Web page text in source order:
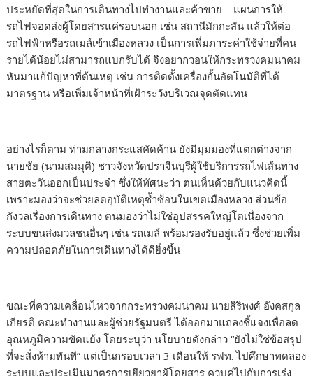
ประหยัดที่สุดในการเดินทางไปทำงานและค้าขาย แผนการให้
รถไฟจอดส่งผู้โดยสารแค่รอบนอก เช่น สถานีมักกะสัน แล้วให้ต่อ
รถไฟฟ้าหรือรถเมล์เข้าเมืองหลวง เป็นการเพิ่มภาระค่าใช้จ่ายที่คน
รายได้น้อยไม่สามารถแบกรับได้ จึงอยากวอนให้กระทรวงคมนาคม
หันมาแก้ปัญหาที่ต้นเหตุ เช่น การติดตั้งเครื่องกั้นอัตโนมัติที่ได้
มาตรฐาน หรือเพิ่มเจ้าหน้าที่เฝ้าระวังบริเวณจุดตัดแทน
อย่างไรก็ตาม ท่ามกลางกระแสคัดค้าน ยังมีมุมมองที่แตกต่างจาก
นายชัย (นามสมมุติ) ชาวจังหวัดปราจีนบุรีผู้ใช้บริการรถไฟเส้นทาง
สายตะวันออกเป็นประจำ ซึ่งให้ทัศนะว่า ตนเห็นด้วยกับแนวคิดนี้
เพราะมองว่าจะช่วยลดอุบัติเหตุซ้ำซ้อนในเขตเมืองหลวง ส่วนข้อ
กังวลเรื่องการเดินทาง ตนมองว่าไม่ใช่อุปสรรคใหญ่โตเนื่องจาก
ระบบขนส่งมวลชนอื่นๆ เช่น รถเมล์ พร้อมรองรับอยู่แล้ว ซึ่งช่วยเพิ่ม
ความปลอดภัยในการเดินทางได้ดียิ่งขึ้น
ขณะที่ความเคลื่อนไหวจากกระทรวงคมนาคม นายสิริพงศ์ อังคสกุล
เกียรติ คณะทำงานและผู้ช่วยรัฐมนตรี ได้ออกมาแถลงชี้แจงเพื่อลด
อุณหภูมิความขัดแย้ง โดยระบุว่า นโยบายดังกล่าว “ยังไม่ใช่ข้อสรุป
ที่จะสั่งห้ามทันที” แต่เป็นกรอบเวลา 3 เดือนให้ รฟท. ไปศึกษาทดลอง
ระบบและประเมินมาตรการเยียวยาผู้โดยสาร ควบคู่ไปกับการเร่ง